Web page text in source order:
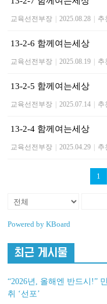
교육선전부장 2025.08.28 추
13-2-6 함께여는세상
교육선전부장 2025.08.19 추
13-2-5 함께여는세상
교육선전부장 2025.07.14 추
13-2-4 함께여는세상
교육선전부장 2025.04.29 추
1
Powered by KBoard
최근 게시물
“2026년, 올해엔 반드시!”
취 ‘선포’